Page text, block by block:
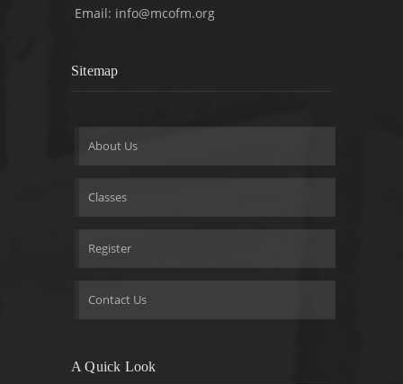
Email: info@mcofm.org
Sitemap
About Us
Classes
Register
Contact Us
A Quick Look